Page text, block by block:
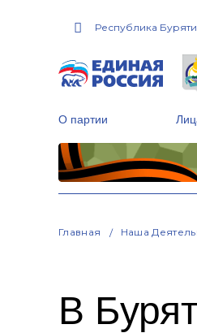
Республика
О партии
Главная Наша
В